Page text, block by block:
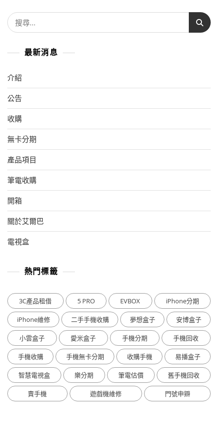
最新消息
介紹
公告
收購
無卡分期
產品項目
筆電收購
開箱
關於艾爾巴
電視盒
熱門標籤
3C產品租借 5 PRO EVBOX iPhone分期
iPhone維修 二手手機收購 夢想盒子 安博盒子
小雲盒子 愛米盒子 手機分期 手機回收
手機收購 手機無卡分期 收購手機 易播盒子
智慧電視盒 樂分期 筆電估價 舊手機回收
賣手機 遊戲機維修 門號申辧